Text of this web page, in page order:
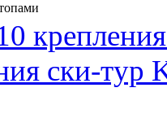
ски-тур